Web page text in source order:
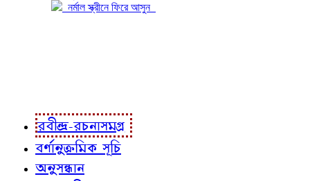
নর্মাল স্ক্রীনে ফিরে আসুন
রবীন্দ্র-রচনাসমগ্র
বর্ণানুক্রমিক সূচি
অনুসন্ধান